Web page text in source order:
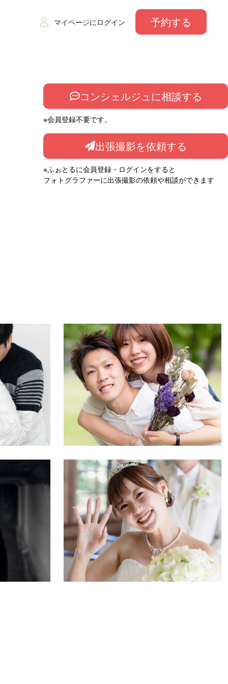
マイページにログイン 予約する
コンシェルジュに相談する
※会員登録不要です。
出張撮影を依頼する
※ふぉとるに会員登録・ログインをすると
フォトグラファーに出張撮影の依頼や相談ができます